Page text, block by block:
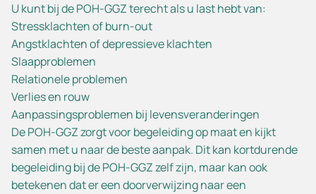
U kunt bij de POH-GGZ terecht als u last hebt van:
Stressklachten of burn-out
Angstklachten of depressieve klachten
Slaapproblemen
Relationele problemen
Verlies en rouw
Aanpassingsproblemen bij levensveranderingen
De POH-GGZ zorgt voor begeleiding op maat en kijkt
samen met u naar de beste aanpak. Dit kan kortdurende
begeleiding bij de POH-GGZ zelf zijn, maar kan ook
betekenen dat er een doorverwijzing naar een